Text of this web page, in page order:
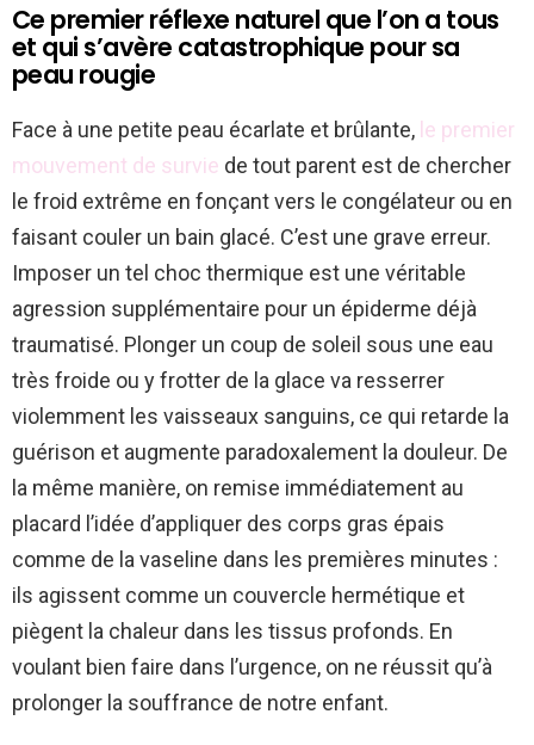
Ce premier réflexe naturel que l’on a tous
et qui s’avère catastrophique pour sa
peau rougie
Face à une petite peau écarlate et brûlante, le premier
mouvement de survie de tout parent est de chercher
le froid extrême en fonçant vers le congélateur ou en
faisant couler un bain glacé. C’est une grave erreur.
Imposer un tel choc thermique est une véritable
agression supplémentaire pour un épiderme déjà
traumatisé. Plonger un coup de soleil sous une eau
très froide ou y frotter de la glace va resserrer
violemment les vaisseaux sanguins, ce qui retarde la
guérison et augmente paradoxalement la douleur. De
la même manière, on remise immédiatement au
placard l’idée d’appliquer des corps gras épais
comme de la vaseline dans les premières minutes :
ils agissent comme un couvercle hermétique et
piègent la chaleur dans les tissus profonds. En
voulant bien faire dans l’urgence, on ne réussit qu’à
prolonger la souffrance de notre enfant.